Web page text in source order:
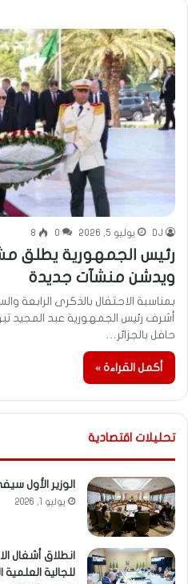
DJ يوليو 5, 2026 0
8
رئيس الجمهورية يطلق
ويدشن منشآت جديدة
بمناسبة الاحتفال بالذكرى الرابعة
أشرف رئيس الجمهورية عبد المجيد
حافل بالجزائر…
أكمل القراءة »
تحليلات اقتصادية
الوزير الأول
يوليو 1, 2026
انطلاق أشغال
للجالية العلمية